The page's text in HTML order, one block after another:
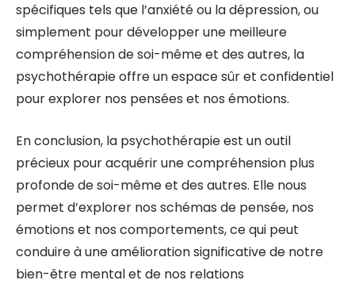
spécifiques tels que l’anxiété ou la dépression, ou
simplement pour développer une meilleure
compréhension de soi-même et des autres, la
psychothérapie offre un espace sûr et confidentiel
pour explorer nos pensées et nos émotions.
En conclusion, la psychothérapie est un outil
précieux pour acquérir une compréhension plus
profonde de soi-même et des autres. Elle nous
permet d’explorer nos schémas de pensée, nos
émotions et nos comportements, ce qui peut
conduire à une amélioration significative de notre
bien-être mental et de nos relations